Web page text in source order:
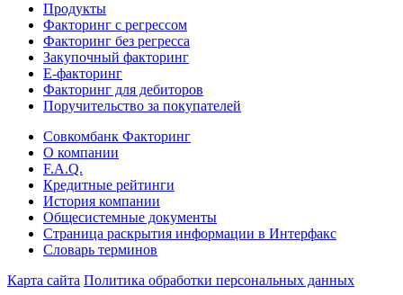
Продукты
Факторинг с регрессом
Факторинг без регресса
Закупочный факторинг
E-факторинг
Факторинг для дебиторов
Поручительство за покупателей
Совкомбанк Факторинг
О компании
F.A.Q.
Кредитные рейтинги
История компании
Общесистемные документы
Страница раскрытия информации в Интерфакс
Словарь терминов
Карта сайта Политика обработки персональных данных